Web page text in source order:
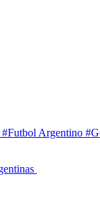
#Futbol Argentino